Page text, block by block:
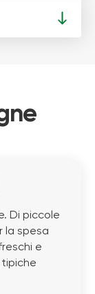
Di piccole
la spesa
e
tipiche